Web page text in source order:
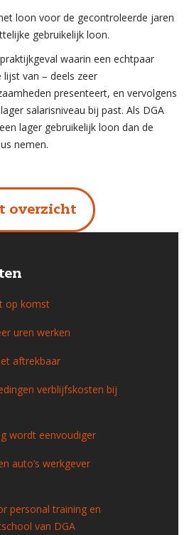
loon voor de gecontroleerde jaren
gebruikelijk loon.
waarin een echtpaar
van – deels zeer
presenteert, en vervolgens
salarisniveau bij past. Als DGA
lager gebruikelijk loon dan de
nemen.
overzicht
op komst
uren werken
aftrekbaar
verblijfskosten bij
wordt eenvoudiger
auto’s werkgever
personal training en
van DGA